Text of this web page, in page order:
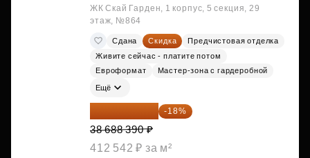
ЖК Скай Гарден, 1 корпус, 5 секция, 29
этаж, №864
Сдана Скидка
Предчистовая отделка
Живите сейчас - платите потом
Евроформат
Мастер-зона с гардеробной
Ещё
31 724 480 ₽ -18%
38 688 390 ₽
412 542 ₽ за м²